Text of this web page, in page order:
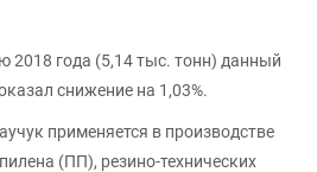
года (5,14 тыс. тонн) данный
снижение на 1,03%.
применяется в производстве
(ПП), резино-технических